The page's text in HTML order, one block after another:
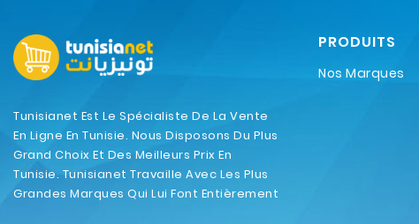
Tunisianet Est Le Spécialiste De La Vente
En Ligne En Tunisie. Nous Disposons Du Plus
Grand Choix Et Des Meilleurs Prix En
Tunisie. Tunisianet Travaille Avec Les Plus
Grandes Marques Qui Lui Font Entièrement
PRODUITS
Nos Marques